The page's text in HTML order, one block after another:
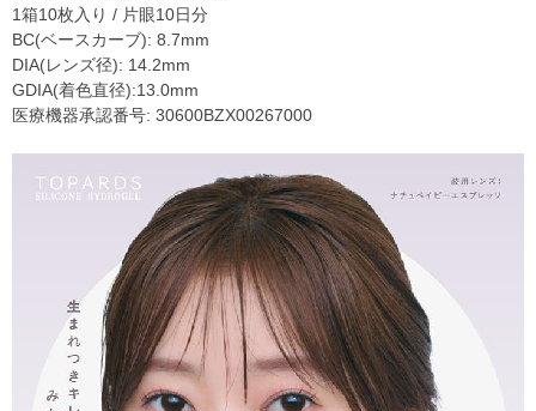
1箱10枚入り / 片眼10日分
BC(ベースカーブ): 8.7mm
DIA(レンズ径): 14.2mm
GDIA(着色直径):13.0mm
医療機器承認番号: 30600BZX00267000